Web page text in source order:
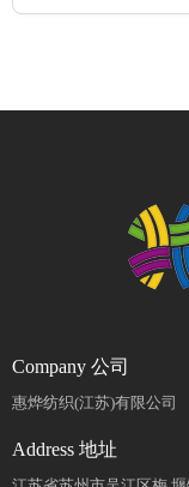
Company 公司
惠烨纺织(江苏)有限公司
Address 地址